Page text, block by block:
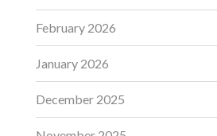
February 2026
January 2026
December 2025